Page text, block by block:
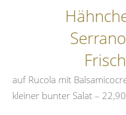
auf Rucola mit
kleiner bunter Salat –